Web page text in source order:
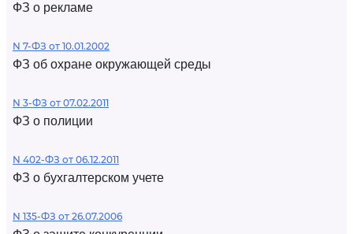
ФЗ о рекламе
N 7-ФЗ от 10.01.2002
ФЗ об охране окружающей среды
N 3-ФЗ от 07.02.2011
ФЗ о полиции
N 402-ФЗ от 06.12.2011
ФЗ о бухгалтерском учете
N 135-ФЗ от 26.07.2006